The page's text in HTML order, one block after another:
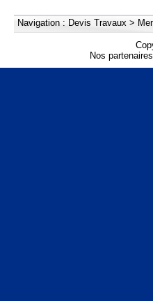
Navigation : Devis Travaux >
Nos